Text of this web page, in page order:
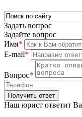
Задать вопрос
Задайте вопрос
Имя*
E-mail*
Вопрос*
Наш юрист ответит